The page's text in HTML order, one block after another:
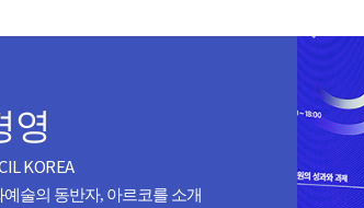
영
KOREA
술의 동반자, 아르코를 소개